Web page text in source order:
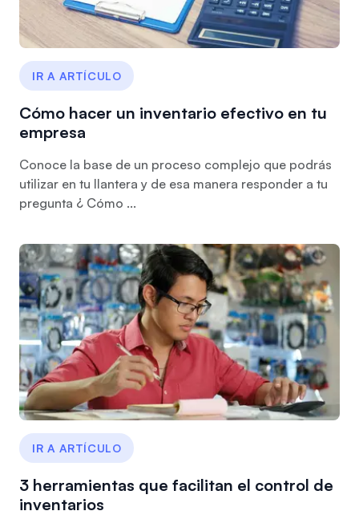
IR A ARTÍCULO
Cómo hacer un inventario efectivo en tu
empresa
Conoce la base de un proceso complejo que podrás
utilizar en tu llantera y de esa manera responder a tu
pregunta ¿ Cómo ...
IR A ARTÍCULO
3 herramientas que facilitan el control de
inventarios